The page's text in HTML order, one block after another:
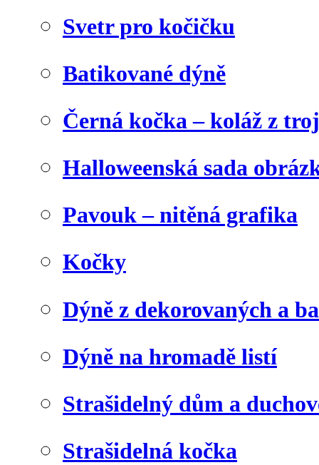
Svetr pro kočičku
Batikované dýně
Černá kočka – koláž z
Halloweenská sada
Pavouk – nitěná grafika
Kočky
Dýně z dekorovaných a
Dýně na hromadě listí
Strašidelný dům a
Strašidelná kočka